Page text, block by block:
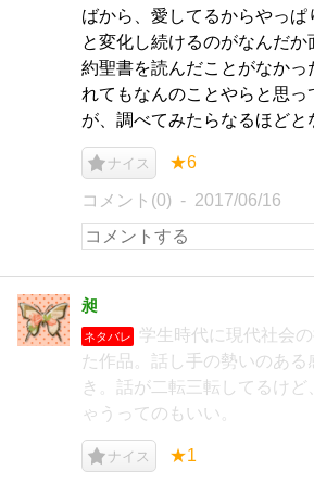
ばから、愛してるからやっぱ
と変化し続けるのがなんだ
約聖書を読んだことがなかっ
れてもなんのことやらと思っ
が、調べてみたらなるほどと
ナイス ★6
コメント(0) 2017/06/16
昶
ネタバレ
学生時代に現代社会
た作品。話し手の勢いのある
き。話が二転三転してるけど
ゃうってのもいい。
ナイス ★1